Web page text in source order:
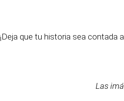
¡Deja que tu historia sea
Las